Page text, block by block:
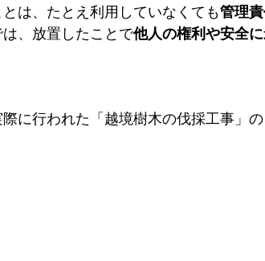
は、たとえ利用していなくても管理
、放置したことで他人の権利や安全
に行われた「越境樹木の伐採工事」